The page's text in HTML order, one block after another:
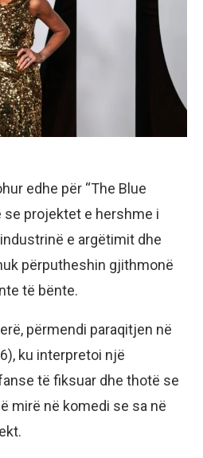
edhe për “The Blue
se projektet e hershme i
e argëtimit dhe
përputheshin gjithmonë
të bënte.
përmendi paraqitjen në
ku interpretoi një
të fiksuar dhe thotë se
mirë në komedi se sa në